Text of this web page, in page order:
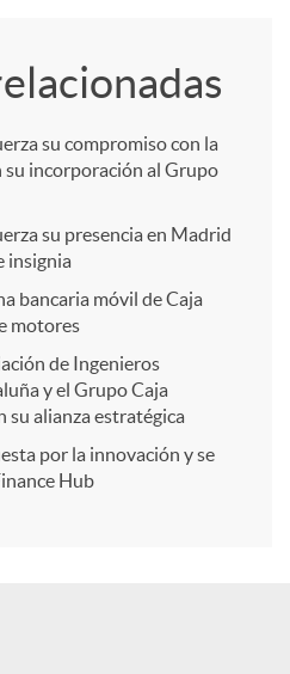
su compromiso con la
su incorporación al Grupo
su presencia en Madrid
insignia
bancaria móvil de Caja
motores
de Ingenieros
y el Grupo Caja
su alianza estratégica
por la innovación y se
Hub